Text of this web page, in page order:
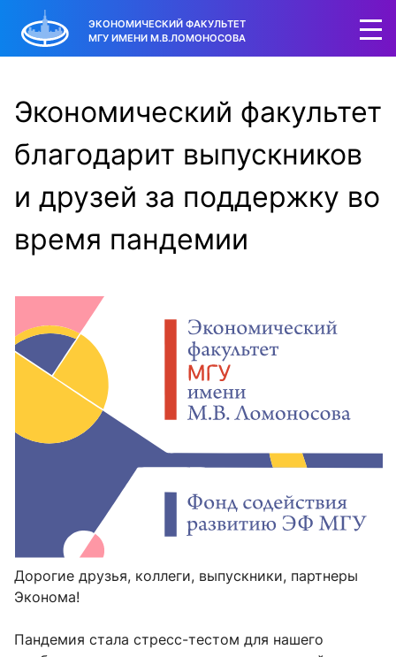
ЭКОНОМИЧЕСКИЙ ФАКУЛЬТЕТ
МГУ ИМЕНИ М.В.ЛОМОНОСОВА
Экономический факультет
благодарит выпускников
и друзей за поддержку во
время пандемии
Дорогие друзья, коллеги, выпускники, партнеры
Эконома!
Пандемия стала стресс-тестом для нашего